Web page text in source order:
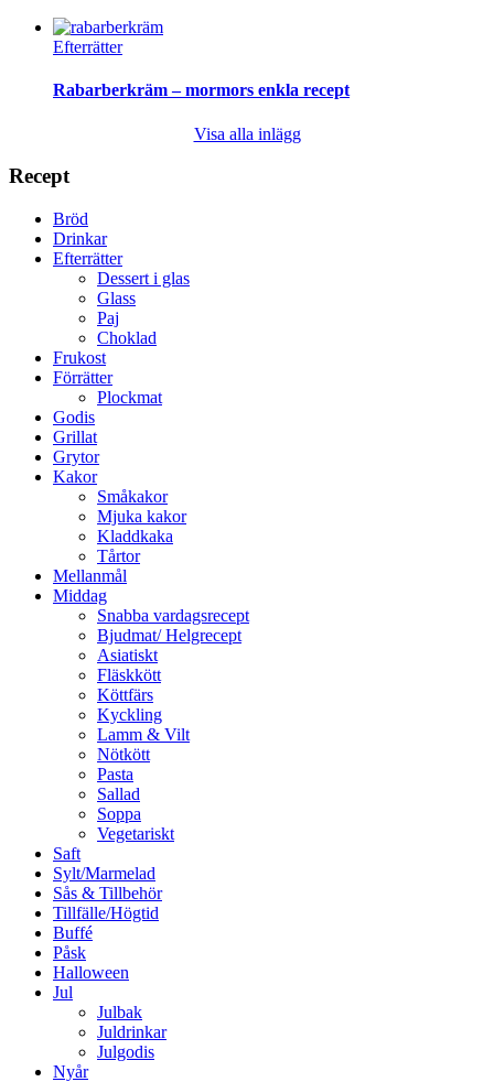
Efterrätter
Rabarberkräm – mormors enkla recept
Visa alla inlägg
Recept
Bröd
Drinkar
Efterrätter
Dessert i glas
Glass
Paj
Choklad
Frukost
Förrätter
Plockmat
Godis
Grillat
Grytor
Kakor
Småkakor
Mjuka kakor
Kladdkaka
Tårtor
Mellanmål
Middag
Snabba vardagsrecept
Bjudmat/ Helgrecept
Asiatiskt
Fläskkött
Köttfärs
Kyckling
Lamm & Vilt
Nötkött
Pasta
Sallad
Soppa
Vegetariskt
Saft
Sylt/Marmelad
Sås & Tillbehör
Tillfälle/Högtid
Buffé
Påsk
Halloween
Jul
Julbak
Juldrinkar
Julgodis
Nyår